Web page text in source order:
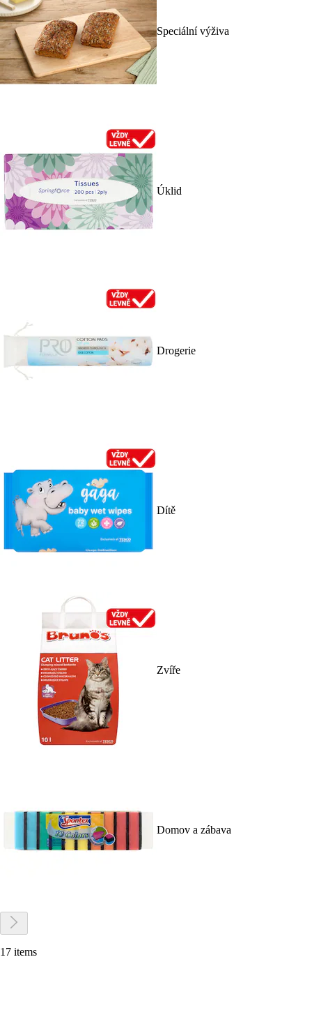
Speciální výživa
Úklid
Drogerie
Dítě
Zvíře
Domov a zábava
17 items